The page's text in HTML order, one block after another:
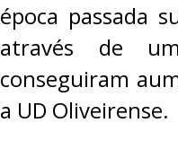
época passada
através de
conseguiram
a UD Oliveirense.